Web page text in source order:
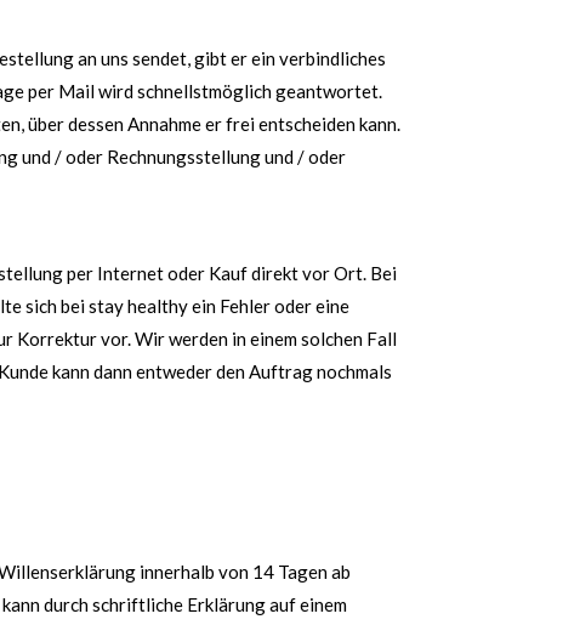
an uns sendet, gibt er ein verbindliches
per Mail wird schnellstmöglich geantwortet.
über dessen Annahme er frei entscheiden kann.
und / oder Rechnungsstellung und / oder
per Internet oder Kauf direkt vor Ort. Bei
sich bei stay healthy ein Fehler oder eine
Korrektur vor. Wir werden in einem solchen Fall
kann dann entweder den Auftrag nochmals
innerhalb von 14 Tagen ab
durch schriftliche Erklärung auf einem